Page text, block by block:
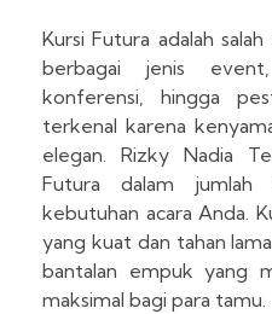
Kursi Futura adalah
berbagai jenis
konferensi, hingga
terkenal karena
elegan. Rizky Nadia
Futura dalam jumlah
kebutuhan acara Anda.
yang kuat dan tahan
bantalan empuk yang
maksimal bagi para tamu.